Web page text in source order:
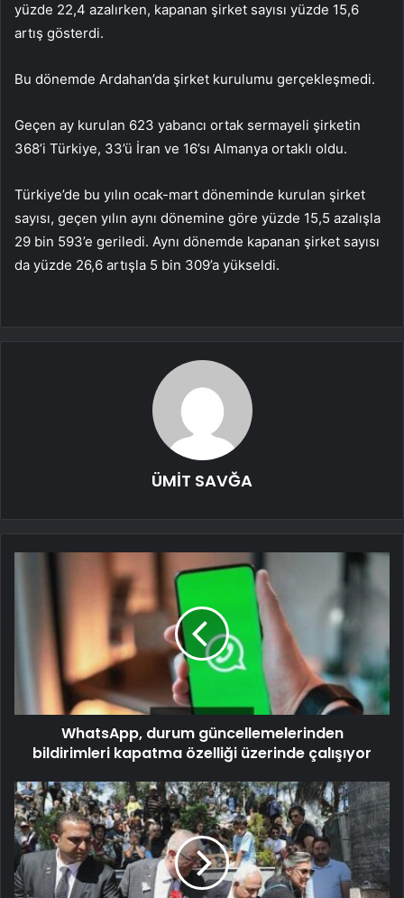
yüzde 22,4 azalırken, kapanan şirket sayısı yüzde 15,6
artış gösterdi.
Bu dönemde Ardahan’da şirket kurulumu gerçekleşmedi.
Geçen ay kurulan 623 yabancı ortak sermayeli şirketin
368’i Türkiye, 33’ü İran ve 16’sı Almanya ortaklı oldu.
Türkiye’de bu yılın ocak-mart döneminde kurulan şirket
sayısı, geçen yılın aynı dönemine göre yüzde 15,5 azalışla
29 bin 593’e geriledi. Aynı dönemde kapanan şirket sayısı
da yüzde 26,6 artışla 5 bin 309’a yükseldi.
ÜMİT SAVĞA
WhatsApp, durum güncellemelerinden
bildirimleri kapatma özelliği üzerinde çalışıyor